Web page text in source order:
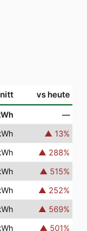
vs heute
—
▲ 13%
▲ 288%
▲ 515%
▲ 252%
▲ 569%
▲ 501%